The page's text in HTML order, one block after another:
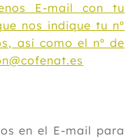
E-mail con tu
nos indique tu nº
así como el nº de
en el E-mail para